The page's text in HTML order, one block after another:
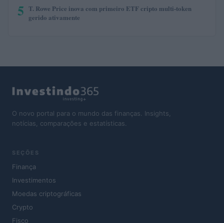
5 T. Rowe Price inova com primeiro ETF cripto multi-token
gerido ativamente
O novo portal para o mundo das finanças. Insights,
notícias, comparações e estatísticas.
SEÇÕES
Finança
Investimentos
Moedas criptográficas
Crypto
Fisco